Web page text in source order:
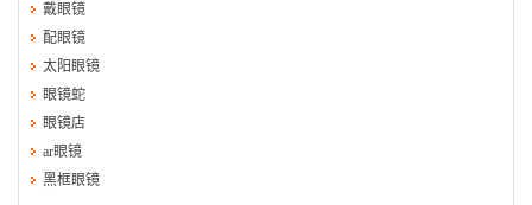
戴眼镜
配眼镜
太阳眼镜
眼镜蛇
眼镜店
ar眼镜
黑框眼镜